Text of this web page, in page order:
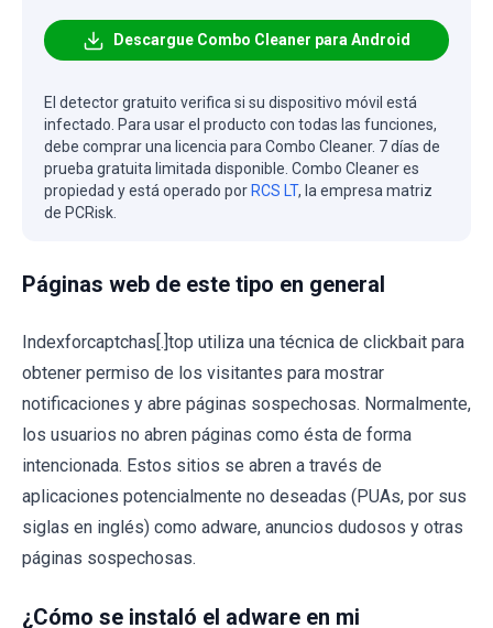
Descargue Combo Cleaner para Android
El detector gratuito verifica si su dispositivo móvil está
infectado. Para usar el producto con todas las funciones,
debe comprar una licencia para Combo Cleaner. 7 días de
prueba gratuita limitada disponible. Combo Cleaner es
propiedad y está operado por RCS LT, la empresa matriz
de PCRisk.
Páginas web de este tipo en general
Indexforcaptchas[.]top utiliza una técnica de clickbait para
obtener permiso de los visitantes para mostrar
notificaciones y abre páginas sospechosas. Normalmente,
los usuarios no abren páginas como ésta de forma
intencionada. Estos sitios se abren a través de
aplicaciones potencialmente no deseadas (PUAs, por sus
siglas en inglés) como adware, anuncios dudosos y otras
páginas sospechosas.
¿Cómo se instaló el adware en mi